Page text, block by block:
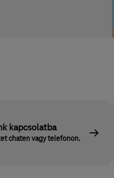
kapcsolatba
chaten vagy telefonon.